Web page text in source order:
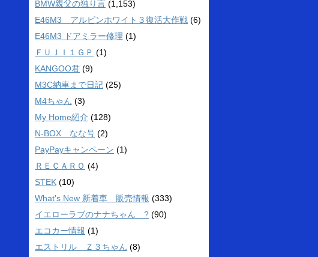
BMW親父の独り言 (1,153)
E46M3 アルピンホワイト３復活大作戦 (6)
E46M3 ドアミラー修理 (1)
ＦＵＪＩ１ＧＰ (1)
KANGOO君 (9)
M3C納車まで日記 (25)
M4ちゃん (3)
My Home紹介 (128)
N-BOX なな号 (2)
PayPayキャンペーン (1)
ＲＥＣＡＲＯ (4)
STEK (10)
What's New 新着車 販売情報 (333)
イエローラブのナナちゃん ? (90)
エコカー情報 (1)
エストリル Ｚ３ちゃん (8)